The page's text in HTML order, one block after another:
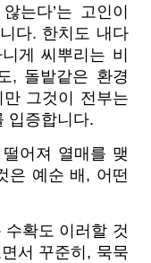
는다’는 고인이
다. 한치도 내다
게 씨뿌리는 비
, 돌밭같은 환경
그것이 전부는
입증합니다.
어져 열매를 맺
은 예순 배, 어떤
확도 이러할 것
서 꾸준히, 묵묵